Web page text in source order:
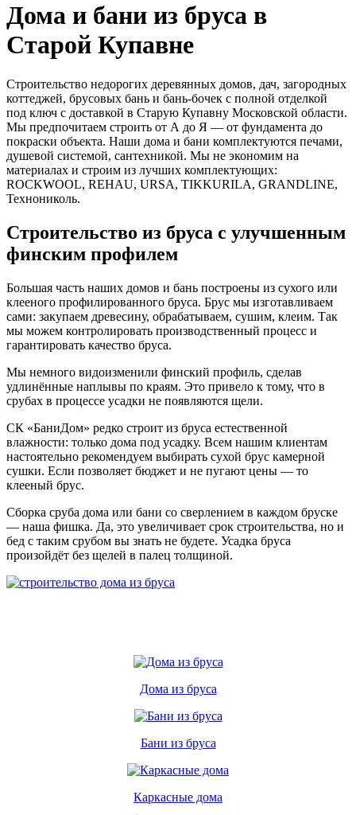
Дома и бани из бруса в
Старой Купавне
Строительство недорогих деревянных домов, дач, загородных
коттеджей, брусовых бань и бань-бочек с полной отделкой
под ключ с доставкой в Старую Купавну Московской области.
Мы предпочитаем строить от А до Я — от фундамента до
покраски объекта. Наши дома и бани комплектуются печами,
душевой системой, сантехникой. Мы не экономим на
материалах и строим из лучших комплектующих:
ROCKWOOL, REHAU, URSA, TIKKURILA, GRANDLINE,
Технониколь.
Строительство из бруса с улучшенным
финским профилем
Большая часть наших домов и бань построены из сухого или
клееного профилированного бруса. Брус мы изготавливаем
сами: закупаем древесину, обрабатываем, сушим, клеим. Так
мы можем контролировать производственный процесс и
гарантировать качество бруса.
Мы немного видоизменили финский профиль, сделав
удлинённые наплывы по краям. Это привело к тому, что в
срубах в процессе усадки не появляются щели.
СК «БаниДом» редко строит из бруса естественной
влажности: только дома под усадку. Всем нашим клиентам
настоятельно рекомендуем выбирать сухой брус камерной
сушки. Если позволяет бюджет и не пугают цены — то
клееный брус.
Сборка сруба дома или бани со сверлением в каждом бруске
— наша фишка. Да, это увеличивает срок строительства, но и
бед с таким срубом вы знать не будете. Усадка бруса
произойдёт без щелей в палец толщиной.
Дома из бруса
Бани из бруса
Каркасные дома